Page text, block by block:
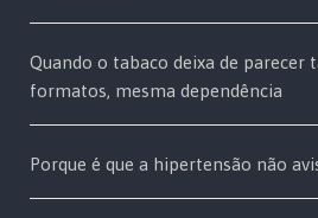
Quando o tabaco deixa de parecer
formatos, mesma dependência
Porque é que a hipertensão não